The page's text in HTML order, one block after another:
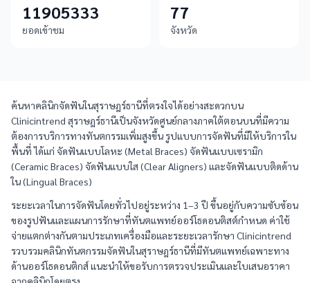
11905333
ยอดเข้าชม
77
จังหวัด
ค้นหาคลินิกจัดฟันในสุราษฎร์ธานีที่ตรงใจได้อย่างสะดวกบน
Clinicintrend สุราษฎร์ธานีเป็นจังหวัดศูนย์กลางภาคใต้ตอนบนที่มีความ
ต้องการบริการทางทันตกรรมเพิ่มสูงขึ้น รูปแบบการจัดฟันที่มีให้บริการใน
พื้นที่ ได้แก่ จัดฟันแบบโลหะ (Metal Braces) จัดฟันแบบเซรามิก
(Ceramic Braces) จัดฟันแบบใส (Clear Aligners) และจัดฟันแบบติดด้าน
ใน (Lingual Braces)
ระยะเวลาในการจัดฟันโดยทั่วไปอยู่ระหว่าง 1–3 ปี ขึ้นอยู่กับความซับซ้อน
ของรูปฟันและแผนการรักษาที่ทันตแพทย์ออร์โธดอนติสต์กำหนด ค่าใช้
จ่ายแตกต่างกันตามประเภทเครื่องมือและระยะเวลารักษา Clinicintrend
รวบรวมคลินิกทันตกรรมจัดฟันในสุราษฎร์ธานีที่มีทันตแพทย์เฉพาะทาง
ด้านออร์โธดอนติกส์ แนะนำให้ขอรับการตรวจประเมินและใบเสนอราคา